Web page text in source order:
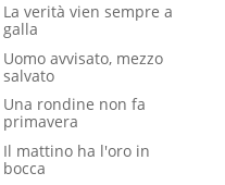
La verità vien sempre a
galla
Uomo avvisato, mezzo
salvato
Una rondine non fa
primavera
Il mattino ha l'oro in
bocca